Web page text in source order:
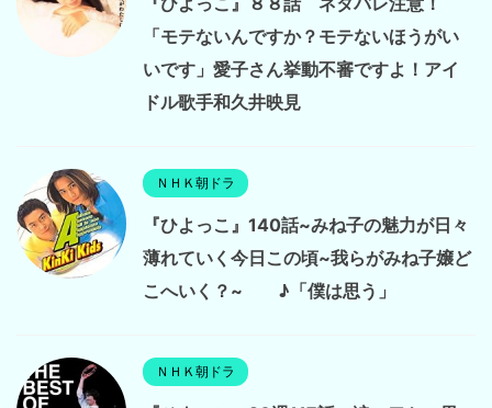
「モテないんですか？モテないほうがい
いです」愛子さん挙動不審ですよ！アイ
ドル歌手和久井映見
ＮＨＫ朝ドラ
『ひよっこ』140話~みね子の魅力が日々
薄れていく今日この頃~我らがみね子嬢ど
こへいく？~ ♪「僕は思う」
ＮＨＫ朝ドラ